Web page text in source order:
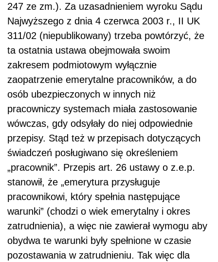
247 ze zm.). Za uzasadnieniem wyroku Sądu
Najwyższego z dnia 4 czerwca 2003 r., II UK
311/02 (niepublikowany) trzeba powtórzyć, że
ta ostatnia ustawa obejmowała swoim
zakresem podmiotowym wyłącznie
zaopatrzenie emerytalne pracowników, a do
osób ubezpieczonych w innych niż
pracowniczy systemach miała zastosowanie
wówczas, gdy odsyłały do niej odpowiednie
przepisy. Stąd też w przepisach dotyczących
świadczeń posługiwano się określeniem
„pracownik”. Przepis art. 26 ustawy o z.e.p.
stanowił, że „emerytura przysługuje
pracownikowi, który spełnia następujące
warunki” (chodzi o wiek emerytalny i okres
zatrudnienia), a więc nie zawierał wymogu aby
obydwa te warunki były spełnione w czasie
pozostawania w zatrudnieniu. Tak więc dla